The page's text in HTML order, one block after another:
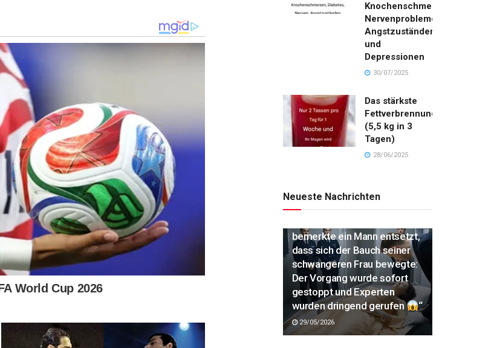
Knochenschmerzen,
Nervenproblemen,
Angstzuständen
und
Depressionen
30/07/2025
Das stärkste
Fettverbrennungsgetränk
(5,5 kg in 3
Tagen)
28/06/2025
Neueste Nachrichten
bemerkte ein Mann entsetzt,
dass sich der Bauch seiner
schwangeren Frau bewegte:
Der Vorgang wurde sofort
gestoppt und Experten
wurden dringend gerufen
“
29/05/2026